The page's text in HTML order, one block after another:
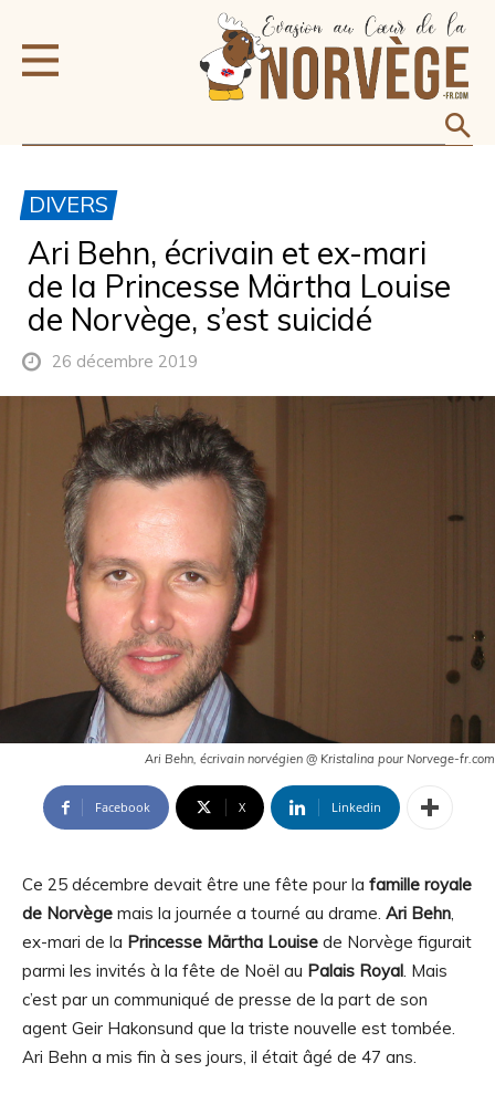
DIVERS
Ari Behn, écrivain et ex-mari
de la Princesse Märtha Louise
de Norvège, s’est suicidé
26 décembre 2019
Ari Behn, écrivain norvégien @ Kristalina pour Norvege-fr.com
Facebook X Linkedin
Ce 25 décembre devait être une fête pour la famille royale
de Norvège mais la journée a tourné au drame. Ari Behn,
ex-mari de la Princesse Märtha Louise de Norvège figurait
parmi les invités à la fête de Noël au Palais Royal. Mais
c’est par un communiqué de presse de la part de son
agent Geir Hakonsund que la triste nouvelle est tombée.
Ari Behn a mis fin à ses jours, il était âgé de 47 ans.